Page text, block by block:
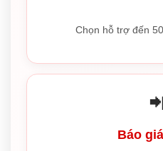
Chọn hỗ trợ đến
Báo